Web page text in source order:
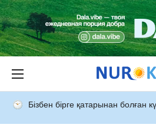
Бізбен бірге қатарынан болған